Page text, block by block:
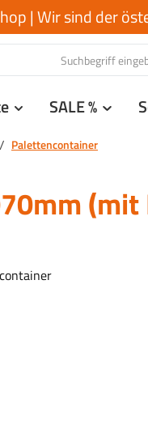
| Wir sind der
SALE %
/ Palettencontainer